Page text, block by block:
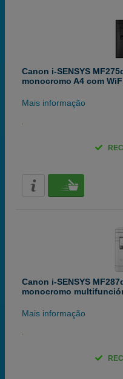
Canon i-SENSYS
monocromo A4 com
Mais informação
Canon i-SENSYS
monocromo
Mais informação